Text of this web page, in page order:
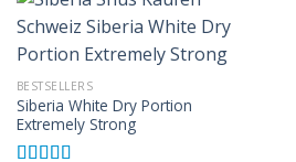
BESTSELLERS
Siberia White Dry Portion
Extremely Strong